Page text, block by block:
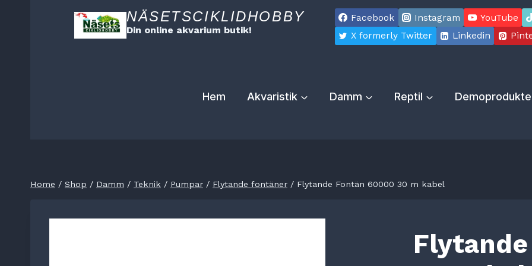
NÄSETSCIKLIDHOBBY
Din online akvarium butik!
Facebook Instagram YouTube
X formerly Twitter
Linkedin
Hem Akvaristik Damm Reptil
Home / Shop / Damm / Teknik / Pumpar / Flytande fontäner / Flytande Fontän 60000 30 m kabel